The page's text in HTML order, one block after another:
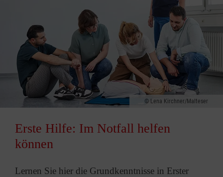
Lena Kirchner/Malteser
Erste Hilfe: Im Notfall helfen
können
Lernen Sie hier die Grundkenntnisse in Erster